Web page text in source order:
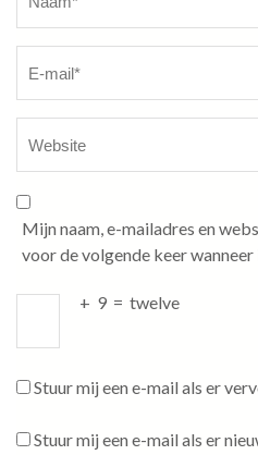
Mijn naam, e-mailadres en
voor de volgende keer
+ 9 = twelve
Stuur mij een e-mail als er
Stuur mij een e-mail als er